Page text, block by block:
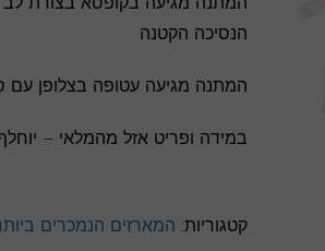
הנסיכה הקטנה
המתנה מגיעה עטופה בצלופן עם
במידה ופריט אזל מהמלאי –
קטגוריות: המארזים הנמכרים